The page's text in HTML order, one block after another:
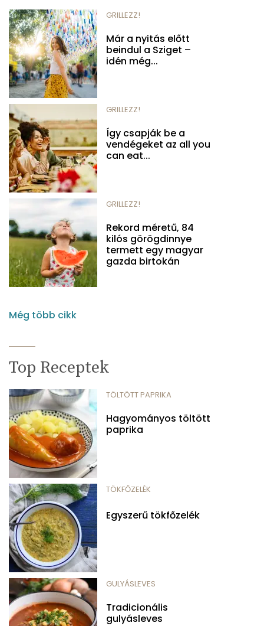
GRILLEZZ!
Már a nyitás előtt
beindul a Sziget –
idén még...
GRILLEZZ!
Így csapják be a
vendégeket az all you
can eat...
GRILLEZZ!
Rekord méretű, 84
kilós görögdinnye
termett egy magyar
gazda birtokán
Még több cikk
Top Receptek
TÖLTÖTT PAPRIKA
Hagyományos töltött
paprika
TÖKFŐZELÉK
Egyszerű tökfőzelék
GULYÁSLEVES
Tradicionális
gulyásleves